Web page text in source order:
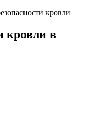
кровли
кровли в